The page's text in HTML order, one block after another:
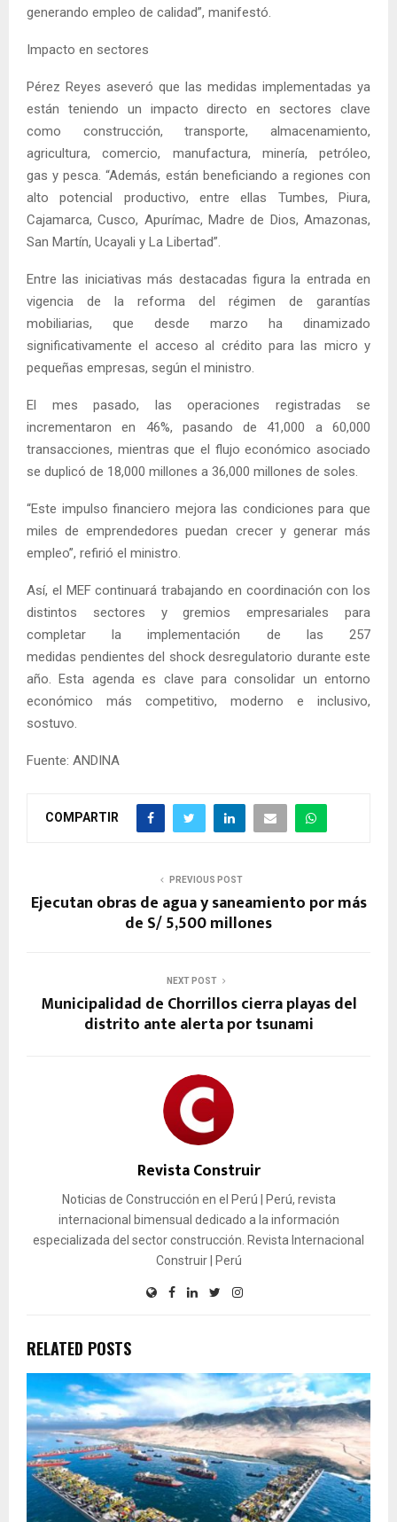
generando empleo de calidad”, manifestó.
Impacto en sectores
Pérez Reyes aseveró que las medidas implementadas ya
están teniendo un impacto directo en sectores clave
como construcción, transporte, almacenamiento,
agricultura, comercio, manufactura, minería, petróleo,
gas y pesca. “Además, están beneficiando a regiones con
alto potencial productivo, entre ellas Tumbes, Piura,
Cajamarca, Cusco, Apurímac, Madre de Dios, Amazonas,
San Martín, Ucayali y La Libertad”.
Entre las iniciativas más destacadas figura la entrada en
vigencia de la reforma del régimen de garantías
mobiliarias, que desde marzo ha dinamizado
significativamente el acceso al crédito para las micro y
pequeñas empresas, según el ministro.
El mes pasado, las operaciones registradas se
incrementaron en 46%, pasando de 41,000 a 60,000
transacciones, mientras que el flujo económico asociado
se duplicó de 18,000 millones a 36,000 millones de soles.
“Este impulso financiero mejora las condiciones para que
miles de emprendedores puedan crecer y generar más
empleo”, refirió el ministro.
Así, el MEF continuará trabajando en coordinación con los
distintos sectores y gremios empresariales para
completar la implementación de las 257
medidas pendientes del shock desregulatorio durante este
año. Esta agenda es clave para consolidar un entorno
económico más competitivo, moderno e inclusivo,
sostuvo.
Fuente: ANDINA
COMPARTIR
PREVIOUS POST
Ejecutan obras de agua y saneamiento por más
de S/ 5,500 millones
NEXT POST
Municipalidad de Chorrillos cierra playas del
distrito ante alerta por tsunami
Revista Construir
Noticias de Construcción en el Perú | Perú, revista
internacional bimensual dedicado a la información
especializada del sector construcción. Revista Internacional
Construir | Perú
RELATED POSTS